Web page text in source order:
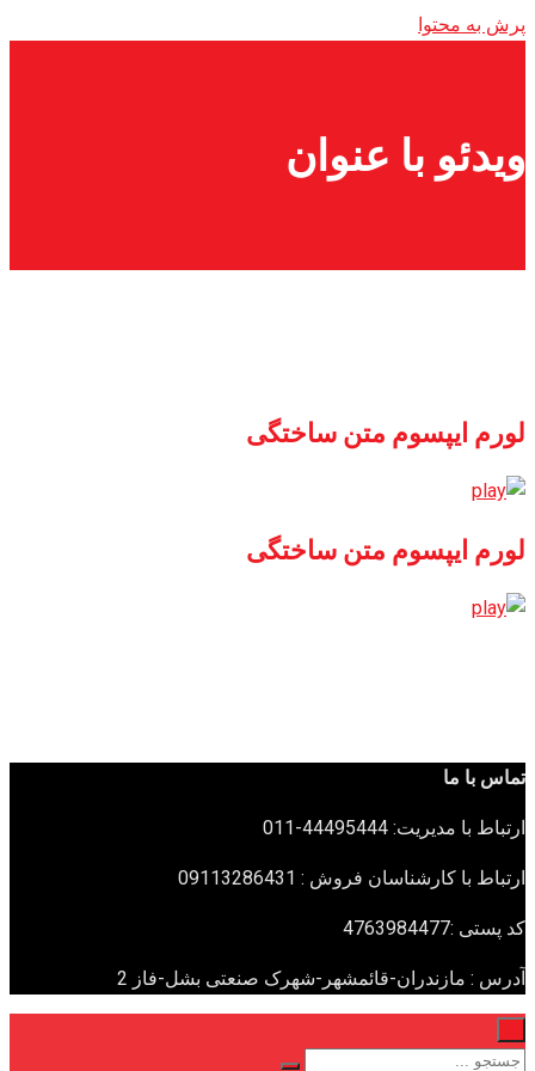
پرش به محتوا
ویدئو با عنوان
لورم ایپسوم متن ساختگی
لورم ایپسوم متن ساختگی
تماس با ما
ارتباط با مدیریت: 44495444-011
ارتباط با کارشناسان فروش : 09113286431
کد پستی :4763984477
آدرس : مازندران-قائمشهر-شهرک صنعتی بشل-فاز 2